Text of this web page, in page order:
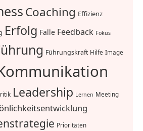
Coaching Effizienz
Erfolg Falle Feedback Fokus
Führungskraft Hilfe Image
Leadership Lernen Meeting
Prioritäten